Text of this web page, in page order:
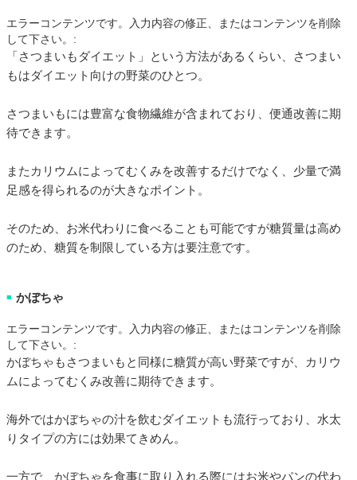
エラーコンテンツです。入力内容の修正、またはコンテンツを削除
して下さい。:
「さつまいもダイエット」という方法があるくらい、さつまい
もはダイエット向けの野菜のひとつ。
さつまいもには豊富な食物繊維が含まれており、便通改善に期
待できます。
またカリウムによってむくみを改善するだけでなく、少量で満
足感を得られるのが大きなポイント。
そのため、お米代わりに食べることも可能ですが糖質量は高め
のため、糖質を制限している方は要注意です。
■ かぼちゃ
エラーコンテンツです。入力内容の修正、またはコンテンツを削除
して下さい。:
かぼちゃもさつまいもと同様に糖質が高い野菜ですが、カリウ
ムによってむくみ改善に期待できます。
海外ではかぼちゃの汁を飲むダイエットも流行っており、水太
りタイプの方には効果てきめん。
一方で、かぼちゃを食事に取り入れる際にはお米やパンの代わ